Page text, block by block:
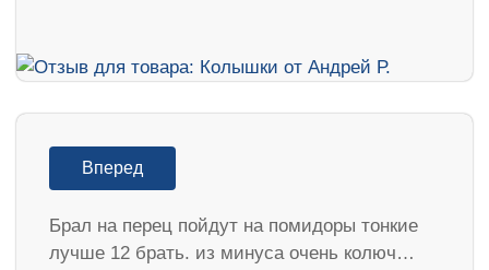
Вперед
Брал на перец пойдут на помидоры тонкие
лучше 12 брать. из минуса очень колюч…